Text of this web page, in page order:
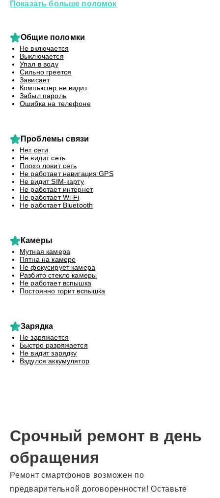
Показать больше поломок
Общие поломки
Не включается
Выключается
Упал в воду
Сильно греется
Зависает
Компьютер не видит
Забыл пароль
Ошибка на телефоне
Проблемы связи
Нет сети
Не видит сеть
Плохо ловит сеть
Не работает навигация GPS
Не видит SIM-карту
Не работает интернет
Не работает Wi-Fi
Не работает Bluetooth
Камеры
Мутная камера
Пятна на камере
Не фокусирует камера
Разбито стекло камеры
Не работает вспышка
Постоянно горит вспышка
Зарядка
Не заряжается
Быстро разряжается
Не видит зарядку
Вздулся аккумулятор
Срочный ремонт в день
обращения
Ремонт смартфонов возможен по
предварительной договоренности! Оставьте